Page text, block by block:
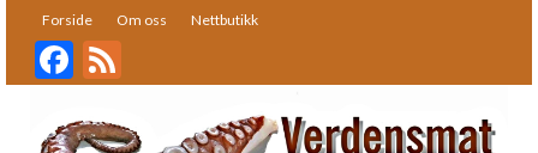
Forside Om oss Nettbutikk
Facebook